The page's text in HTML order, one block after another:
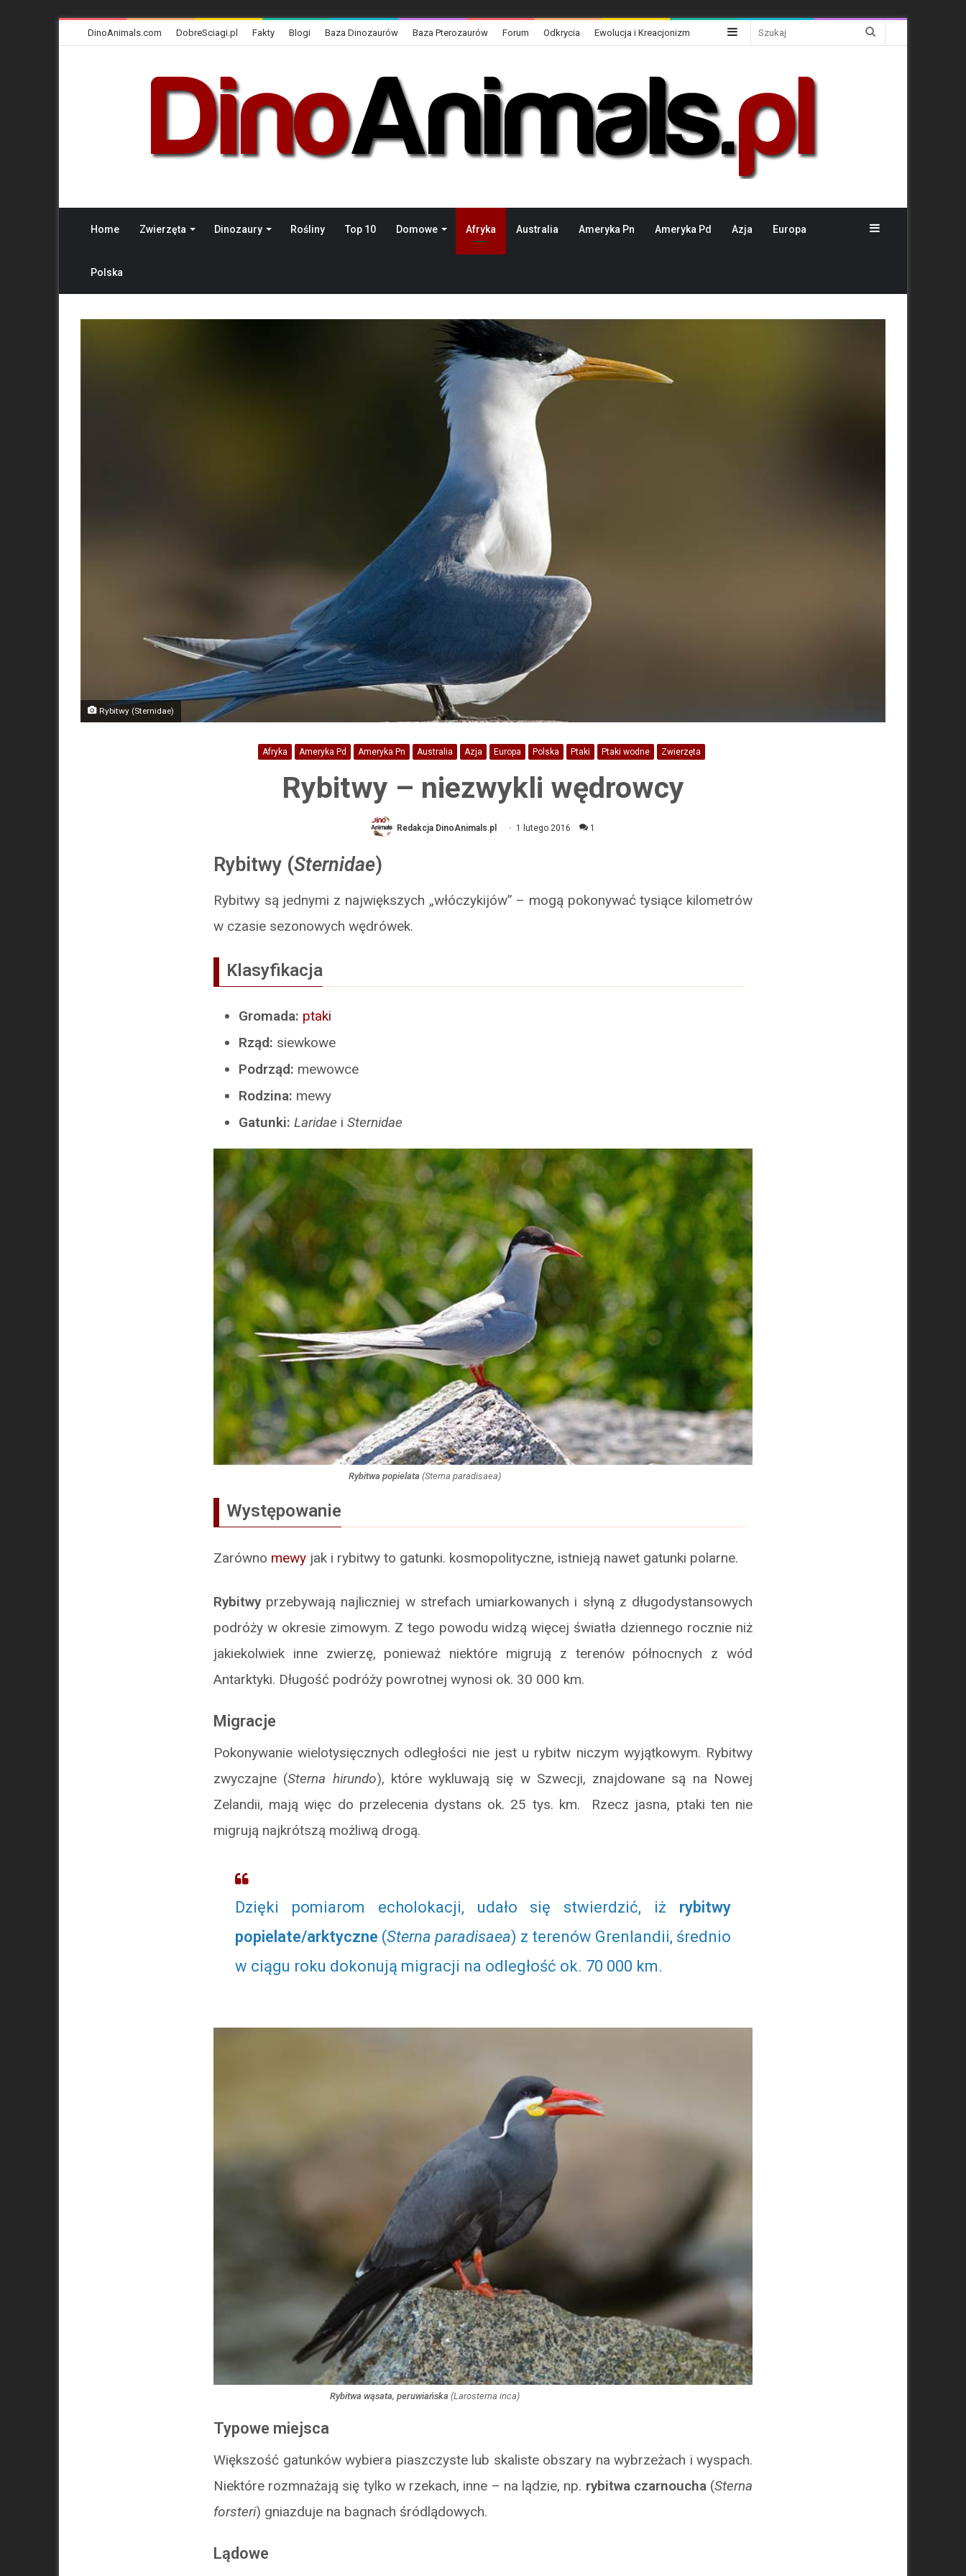
DinoAnimals.com DobreSciagi.pl Fakty Blogi Baza Dinozaurów Baza Pterozaurów Forum Odkrycia Ewolucja i Kreacjonizm Sidebar
Home Zwierzęta Dinozaury Rośliny Top 10 Domowe Afryka Australia Ameryka Pn Ameryka Pd Azja Europa
Polska
Sidebar
Rybitwy (Sternidae)
Afryka Ameryka Pd Ameryka Pn Australia Azja Europa Polska Ptaki Ptaki wodne Zwierzęta
Rybitwy – niezwykli wędrowcy
Redakcja DinoAnimals.pl 1 lutego 2016 1
Rybitwy (Sternidae)
Rybitwy są jednymi z największych „włóczykijów” – mogą pokonywać tysiące kilometrów
w czasie sezonowych wędrówek.
Klasyfikacja
Gromada: ptaki
Rząd: siewkowe
Podrząd: mewowce
Rodzina: mewy
Gatunki: Laridae i Sternidae
Rybitwa popielata (Sterna paradisaea)
Występowanie
Zarówno mewy jak i rybitwy to gatunki. kosmopolityczne, istnieją nawet gatunki polarne.
Rybitwy przebywają najliczniej w strefach umiarkowanych i słyną z długodystansowych
podróży w okresie zimowym. Z tego powodu widzą więcej światła dziennego rocznie niż
jakiekolwiek inne zwierzę, ponieważ niektóre migrują z terenów północnych z wód
Antarktyki. Długość podróży powrotnej wynosi ok. 30 000 km.
Migracje
Pokonywanie wielotysięcznych odległości nie jest u rybitw niczym wyjątkowym. Rybitwy
zwyczajne (Sterna hirundo), które wykluwają się w Szwecji, znajdowane są na Nowej
Zelandii, mają więc do przelecenia dystans ok. 25 tys. km. Rzecz jasna, ptaki ten nie
migrują najkrótszą możliwą drogą.
Dzięki pomiarom echolokacji, udało się stwierdzić, iż rybitwy
popielate/arktyczne (Sterna paradisaea) z terenów Grenlandii, średnio
w ciągu roku dokonują migracji na odległość ok. 70 000 km.
Rybitwa wąsata, peruwiańska (Larosterna inca)
Typowe miejsca
Większość gatunków wybiera piaszczyste lub skaliste obszary na wybrzeżach i wyspach.
Niektóre rozmnażają się tylko w rzekach, inne – na lądzie, np. rybitwa czarnoucha (Sterna
forsteri) gniazduje na bagnach śródlądowych.
Lądowe